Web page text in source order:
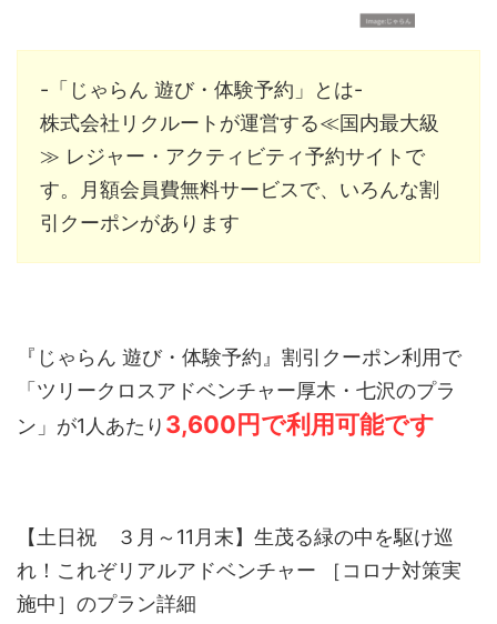
-「じゃらん 遊び・体験予約」とは-
株式会社リクルート が運営する≪国内最大級
≫ レジャー・アクティビティ予約サイトで
す。月額会員費無料サービスで、いろんな割
引クーポンがあります
『じゃらん 遊び・体験予約』割引クーポン利用で
「ツリークロスアドベンチャー厚木・七沢のプラ
ン」が1人あたり 3,600円で利用可能です
【土日祝 ３月～11月末】生茂る緑の中を駆け巡
れ！これぞリアルアドベンチャー ［コロナ対策実
施中］のプラン詳細